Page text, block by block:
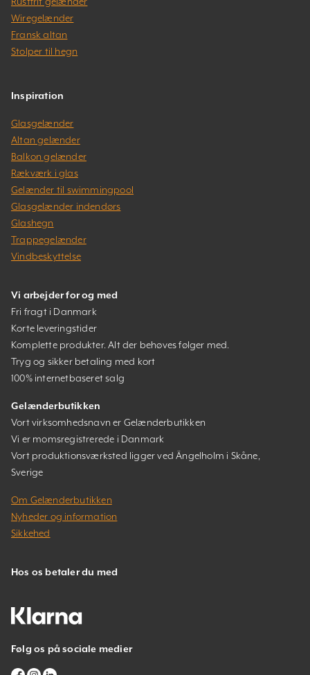
Wiregelænder
Fransk altan
Stolper til hegn
Inspiration
Glasgelænder
Altan gelænder
Balkon gelænder
Rækværk i glas
Gelænder til swimmingpool
Glasgelænder indendørs
Glashegn
Trappegelænder
Vindbeskyttelse
Vi arbejder for og med
Fri fragt i Danmark
Korte leveringstider
Komplette produkter. Alt der behøves følger med.
Tryg og sikker betaling med kort
100% internetbaseret salg
Gelænderbutikken
Vort virksomhedsnavn er Gelænderbutikken
Vi er momsregistrerede i Danmark
Vort produktionsværksted ligger ved Ängelholm i Skåne,
Sverige
Om Gelænderbutikken
Nyheder og information
Sikkehed
Hos os betaler du med
Følg os på sociale medier